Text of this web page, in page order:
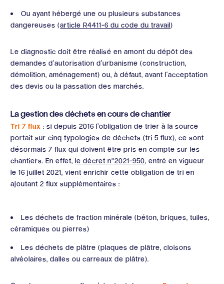
Ou ayant hébergé une ou plusieurs substances
dangereuses (article R4411-6 du code du travail)
Le diagnostic doit être réalisé en amont du dépôt des
demandes d'autorisation d'urbanisme (construction,
démolition, aménagement) ou, à défaut, avant l'acceptation
des devis ou la passation des marchés.
La gestion des déchets en cours de chantier
Tri 7 flux : si depuis 2016 l’obligation de trier à la source
portait sur cinq typologies de déchets (tri 5 flux), ce sont
désormais 7 flux qui doivent être pris en compte sur les
chantiers. En effet,le décret n°2021-950, entré en vigueur
le 16 juillet 2021, vient enrichir cette obligation de tri en
ajoutant 2 flux supplémentaires :
Les déchets de fraction minérale (béton, briques, tuiles,
céramiques ou pierres)
Les déchets de plâtre (plaques de plâtre, cloisons
alvéolaires, dalles ou carreaux de plâtre).